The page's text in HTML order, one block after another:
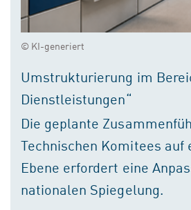
© KI-generiert
Umstrukturierung im
Dienstleistungen“
Die geplante
Technischen Komitees auf
Ebene erfordert eine
nationalen Spiegelung.